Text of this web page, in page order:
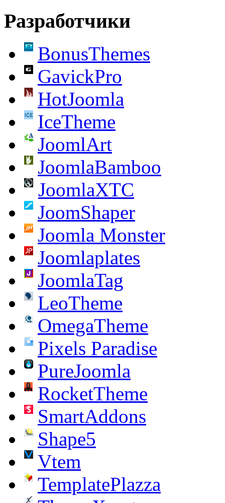
Разработчики
BonusThemes
GavickPro
HotJoomla
IceTheme
JoomlArt
JoomlaBamboo
JoomlaXTC
JoomShaper
Joomla Monster
Joomlaplates
JoomlaTag
LeoTheme
OmegaTheme
Pixels Paradise
PureJoomla
RocketTheme
SmartAddons
Shape5
Vtem
TemplatePlazza